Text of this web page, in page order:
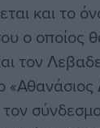
και το
ο οποίος
τον